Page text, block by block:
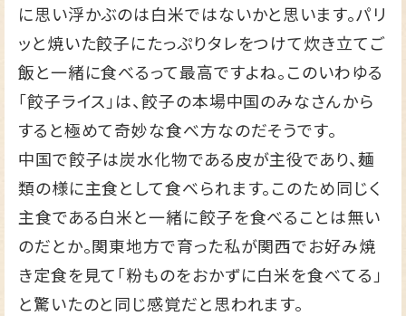
に思い浮かぶのは白米ではないかと思います。パリ
ッと焼いた餃子にたっぷりタレをつけて炊き立てご
飯と一緒に食べるって最高ですよね。このいわゆる
「餃子ライス」は、餃子の本場中国のみなさんから
すると極めて奇妙な食べ方なのだそうです。
中国で餃子は炭水化物である皮が主役であり、麺
類の様に主食として食べられます。このため同じく
主食である白米と一緒に餃子を食べることは無い
のだとか。関東地方で育った私が関西でお好み焼
き定食を見て「粉ものをおかずに白米を食べてる」
と驚いたのと同じ感覚だと思われます。